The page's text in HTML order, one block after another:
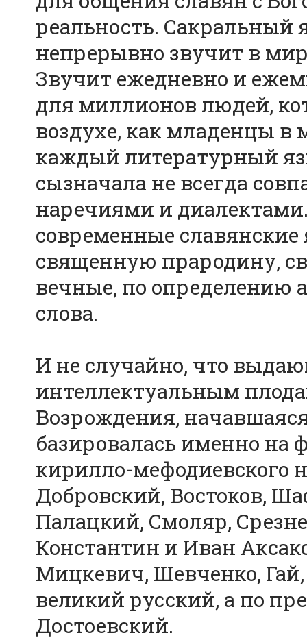
реальность. Сакральный
непрерывно звучит в
Звучит ежедневно и
для миллионов людей,
воздухе, как младенцы в
каждый литературный
сызначала не всегда
наречиями и
современные
священную прародину,
вечные, по определению
слова.
И не случайно, что
интеллектуальным
Возрождения,
базировалась именно
кирилло-мефодиевского
Добровский, Востоков,
Палацкий, Смоляр,
Константин и Иван
Мицкевич, Шевченко,
великий русский, а по
Достоевский.